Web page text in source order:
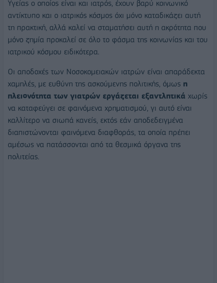
Υγείας ο οποίος είναι και ιατρός, έχουν βαρύ κοινωνικό
αντίκτυπο και ο ιατρικός κόσμος όχι μόνο καταδικάζει αυτή
τη πρακτική, αλλά καλεί να σταματήσει αυτή η ακρότητα που
μόνο ζημία προκαλεί σε όλο το φάσμα της κοινωνίας και του
ιατρικού κόσμου ειδικότερα.
Οι αποδοχές των Νοσοκομειακών ιατρών είναι απαράδεκτα
χαμηλές, με ευθύνη της ασκούμενης πολιτικής, όμως η
πλειονότητα των γιατρών εργάζεται εξαντλητικά χωρίς
να καταφεύγει σε φαινόμενα χρηματισμού, γι αυτό είναι
καλλίτερο να σιωπά κανείς, εκτός εάν αποδεδειγμένα
διαπιστώνονται φαινόμενα διαφθοράς, τα οποία πρέπει
αμέσως να πατάσσονται από τα θεσμικά όργανα της
πολιτείας.